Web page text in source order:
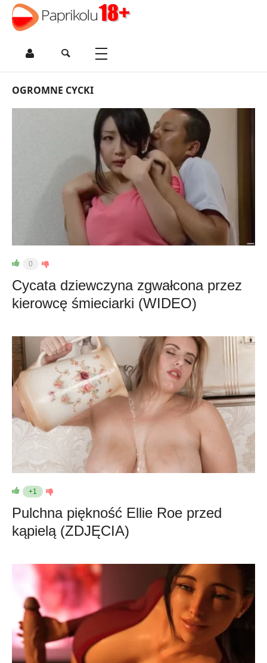
OGROMNE CYCKI
0
Cycata dziewczyna zgwałcona przez
kierowcę śmieciarki (WIDEO)
+1
Pulchna piękność Ellie Roe przed
kąpielą (ZDJĘCIA)